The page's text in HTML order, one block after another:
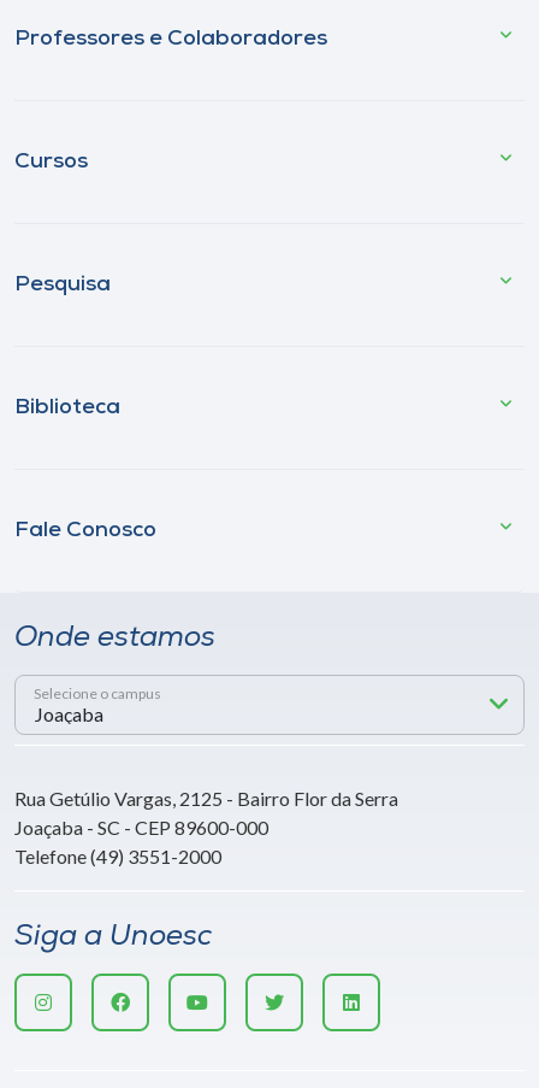
Professores e Colaboradores
Cursos
Pesquisa
Biblioteca
Fale Conosco
Onde estamos
Selecione o campus
Rua Getúlio Vargas, 2125 - Bairro Flor da Serra
Joaçaba - SC - CEP 89600-000
Telefone (49) 3551-2000
Siga a Unoesc